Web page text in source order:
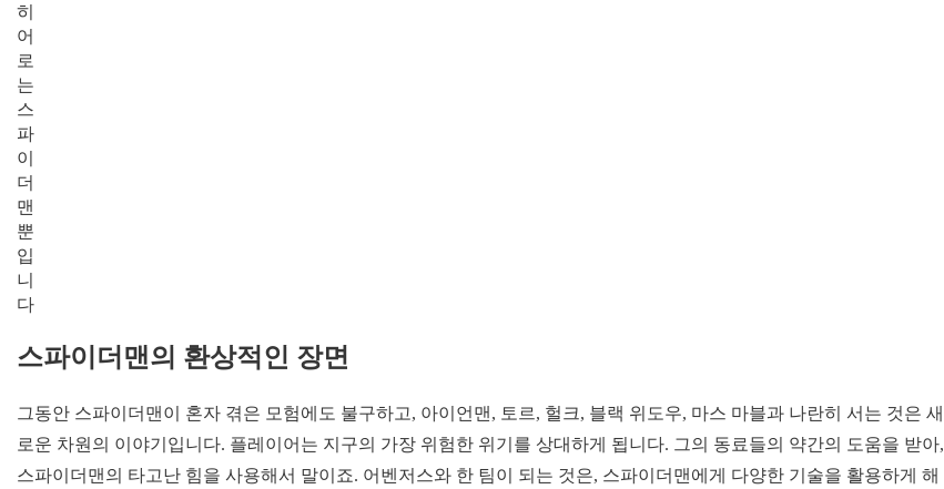
히
어
로
는
스
파
이
더
맨
뿐
입
니
다
스파이더맨의 환상적인 장면
그동안 스파이더맨이 혼자 겪은 모험에도 불구하고, 아이언맨, 토르, 헐크, 블랙 위도우, 마스 마블과 나란히 서는 것은 새
로운 차원의 이야기입니다. 플레이어는 지구의 가장 위험한 위기를 상대하게 됩니다. 그의 동료들의 약간의 도움을 받아,
스파이더맨의 타고난 힘을 사용해서 말이죠. 어벤저스와 한 팀이 되는 것은, 스파이더맨에게 다양한 기술을 활용하게 해